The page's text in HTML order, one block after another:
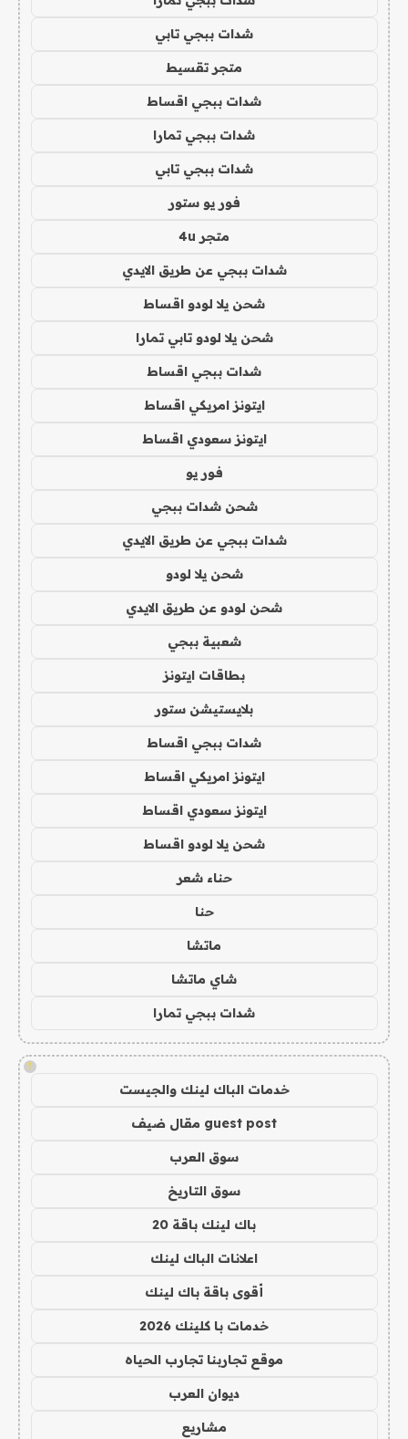
شدات ببجي تابي
متجر تقسيط
شدات ببجي اقساط
شدات ببجي تمارا
شدات ببجي تابي
فور يو ستور
متجر 4u
شدات ببجي عن طريق الايدي
شحن يلا لودو اقساط
شحن يلا لودو تابي تمارا
شدات ببجي اقساط
ايتونز امريكي اقساط
ايتونز سعودي اقساط
فور يو
شحن شدات ببجي
شدات ببجي عن طريق الايدي
شحن يلا لودو
شحن لودو عن طريق الايدي
شعبية ببجي
بطاقات ايتونز
بلايستيشن ستور
شدات ببجي اقساط
ايتونز امريكي اقساط
ايتونز سعودي اقساط
شحن يلا لودو اقساط
حناء شعر
حنا
ماتشا
شاي ماتشا
شدات ببجي تمارا
!
خدمات الباك لينك والجيست
guest post مقال ضيف
سوق العرب
سوق التاريخ
باك لينك باقة 20
اعلانات الباك لينك
أقوى باقة باك لينك
خدمات با كلينك 2026
موقع تجاربنا تجارب الحياه
ديوان العرب
مشاريع